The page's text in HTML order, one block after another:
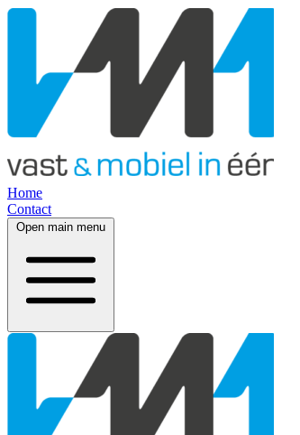
Home
Contact
Open main menu